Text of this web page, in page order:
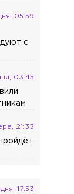
05:59
с
03:45
21:33
17:53